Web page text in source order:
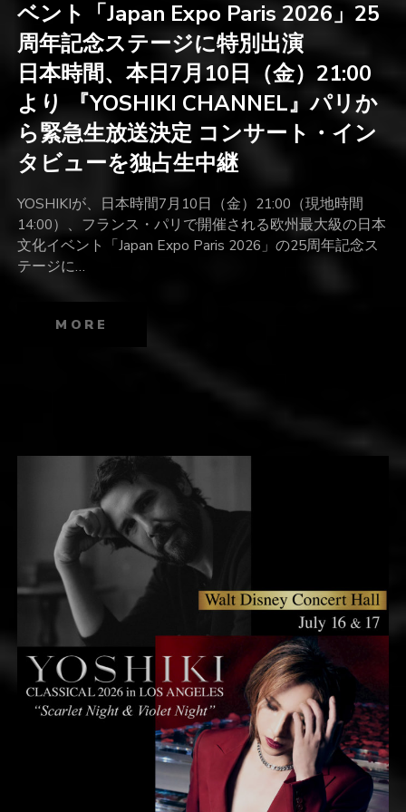
ベント「Japan Expo Paris 2026」25
周年記念ステージに特別出演
日本時間、本日7月10日（金）21:00
より 『YOSHIKI CHANNEL』パリか
ら緊急生放送決定 コンサート・イン
タビューを独占生中継
YOSHIKIが、日本時間7月10日（金）21:00（現地時間
14:00）、フランス・パリで開催される欧州最大級の日本
文化イベント「Japan Expo Paris 2026」の25周年記念ス
テージに…
MORE